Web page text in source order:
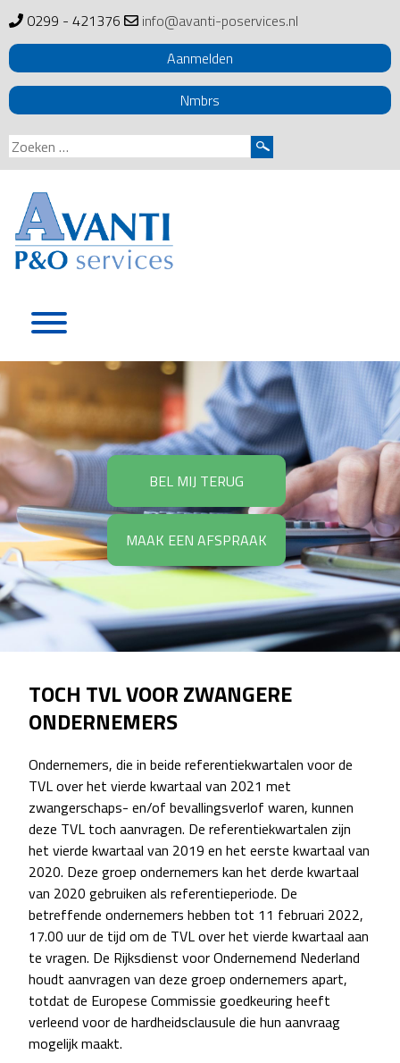
0299 - 421376
info@avanti-poservices.nl
Aanmelden
Nmbrs
Zoeken
naar:
BEL MIJ TERUG
MAAK EEN AFSPRAAK
TOCH TVL VOOR ZWANGERE
ONDERNEMERS
Ondernemers, die in beide referentiekwartalen voor de
TVL over het vierde kwartaal van 2021 met
zwangerschaps- en/of bevallingsverlof waren, kunnen
deze TVL toch aanvragen. De referentiekwartalen zijn
het vierde kwartaal van 2019 en het eerste kwartaal van
2020. Deze groep ondernemers kan het derde kwartaal
van 2020 gebruiken als referentieperiode. De
betreffende ondernemers hebben tot 11 februari 2022,
17.00 uur de tijd om de TVL over het vierde kwartaal aan
te vragen. De Rijksdienst voor Ondernemend Nederland
houdt aanvragen van deze groep ondernemers apart,
totdat de Europese Commissie goedkeuring heeft
verleend voor de hardheidsclausule die hun aanvraag
mogelijk maakt.